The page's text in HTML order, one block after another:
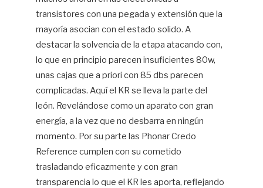
transistores con una pegada y extensión que la
mayoría asocian con el estado solido. A
destacar la solvencia de la etapa atacando con,
lo que en principio parecen insuficientes 80w,
unas cajas que a priori con 85 dbs parecen
complicadas. Aquí el KR se lleva la parte del
león. Revelándose como un aparato con gran
energía, a la vez que no desbarra en ningún
momento. Por su parte las Phonar Credo
Reference cumplen con su cometido
trasladando eficazmente y con gran
transparencia lo que el KR les aporta, reflejando